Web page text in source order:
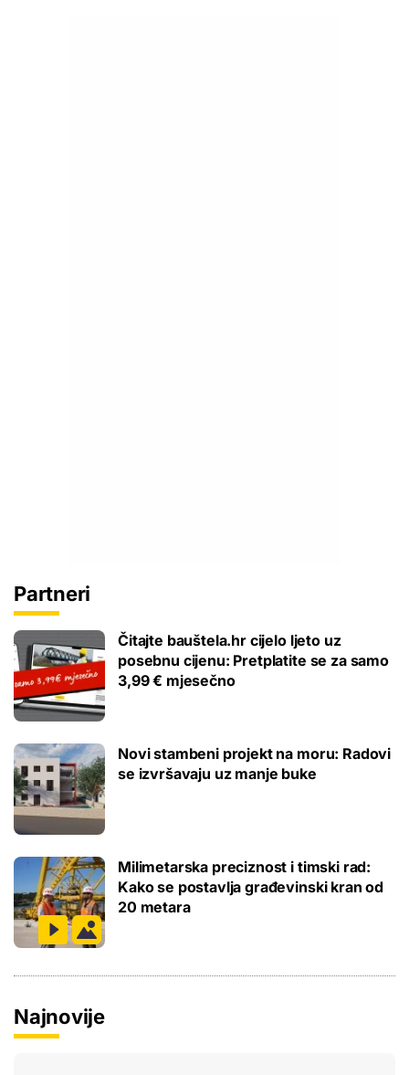
Partneri
Čitajte bauštela.hr cijelo ljeto uz
posebnu cijenu: Pretplatite se za samo
3,99 € mjesečno
Novi stambeni projekt na moru: Radovi
se izvršavaju uz manje buke
Milimetarska preciznost i timski rad:
Kako se postavlja građevinski kran od
20 metara
Najnovije